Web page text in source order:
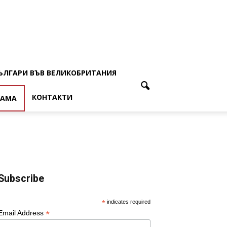
ВЪВ ВЕЛИКОБРИТАНИЯ
КОНТАКТИ
* indicates required
Address *